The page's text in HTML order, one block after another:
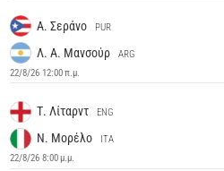
Α. Σεράνο PUR
Λ. Α. Μανσούρ
ARG
22/8/26 12:00 π.μ.
Τ. Λίταρντ ENG
Ν. Μορέλο
ITA
22/8/26 8:00 μ.μ.